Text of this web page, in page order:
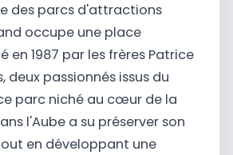
des parcs d'attractions
occupe une place
en 1987 par les frères Patrice
deux passionnés issus du
parc niché au cœur de la
l'Aube a su préserver son
en développant une